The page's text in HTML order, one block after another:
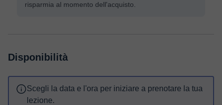
risparmia al momento dell'acquisto.
Disponibilità
Scegli la data e l'ora per iniziare a prenotare la tua
lezione.